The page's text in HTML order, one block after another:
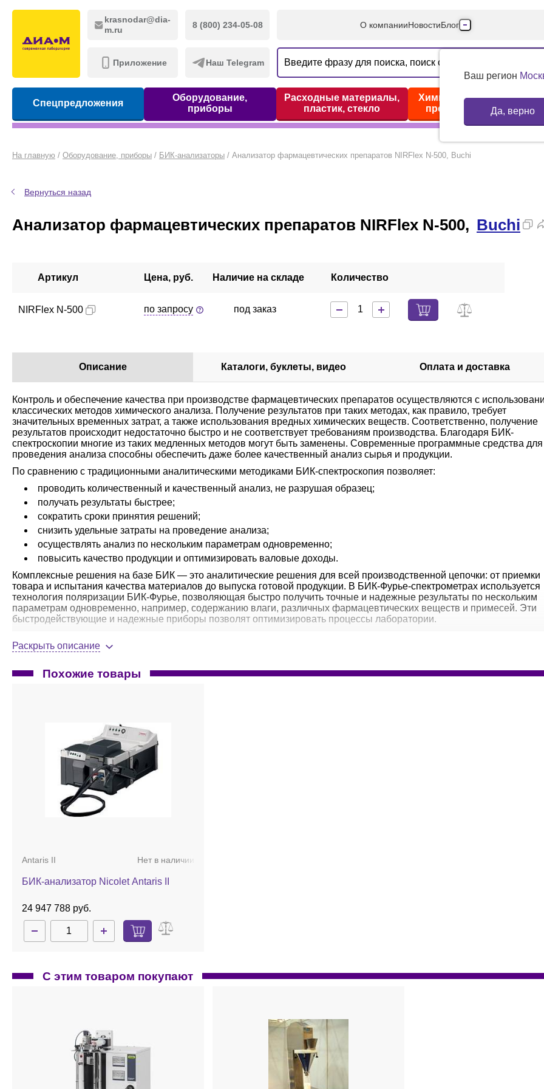
krasnodar@dia-
m.ru
8 (800) 234-05-08
Приложение Наш Telegram
О компанииНовостиБлог
Производители
Партнеры
Контакты
Ваш регион
Да, верно
Спецпредложения
Оборудование,
приборы
Расходные материалы,
пластик, стекло
Химические реактивы,
препараты, наборы
На главную / Оборудование, приборы / БИК-анализаторы / Анализатор фармацевтических препаратов NIRFlex N-500, Buchi
Вернуться назад
Анализатор фармацевтических препаратов NIRFlex N-500, Buchi
Артикул Цена, руб. Наличие на складе Количество
NIRFlex N-500 по запросу под заказ
Описание Каталоги, буклеты, видео Оплата и доставка
Контроль и обеспечение качества при производстве фармацевтических препаратов осуществляются с
классических методов химического анализа. Получение результатов при таких методах, как правило, требует
значительных временных затрат, а также использования вредных химических веществ. Соответственно, получение
результатов происходит недостаточно быстро и не соответствует требованиям производства. Благодаря БИК-
спектроскопии многие из таких медленных методов могут быть заменены. Современные программные средства для
проведения анализа способны обеспечить даже более качественный анализ сырья и продукции.
По сравнению с традиционными аналитическими методиками БИК-спектроскопия позволяет:
проводить количественный и качественный анализ, не разрушая образец;
получать результаты быстрее;
сократить сроки принятия решений;
снизить удельные затраты на проведение анализа;
осуществлять анализ по нескольким параметрам одновременно;
повысить качество продукции и оптимизировать валовые доходы.
Комплексные решения на базе БИК — это аналитические решения для всей производственной цепочки: от приемки
товара и испытания качества материалов до выпуска готовой продукции. В БИК-Фурье-спектрометрах используется
технология поляризации БИК-Фурье, позволяющая быстро получить точные и надежные результаты по нескольким
параметрам одновременно, например, содержанию влаги, различных фармацевтических веществ и примесей. Эти
быстродействующие и надежные приборы позволят оптимизировать процессы лаборатории.
Области применения в фармацевтической промышленности:
процессно-аналитическая технология;
NIRFlex N-500,Buchi- универсальное, модульное, комплексное решение на базе БИК.
Применение:
анализ входного фармацевтического сырья на складе в оригинальной таре без нарушения ее целостности;
анализ качества выпускаемой продукции в процессе изготовления в режиме реального времени, для чего
применяются оптоволоконные твердотельные и жидкостные датчики;
анализ готового таблетированного и капсулированного продукта в лаборатории с применением
лабораторных условиях (с использованием твердотельных и жидкостных датчиков
анизотропный кварц, этот луч разделяется на два вектора, которые проходят в кристалл с разными фазовыми
систематически изменяющегося фазового сдвига относительно друг друга. Таким образом, изменяется поляризация
комбинированного луча. При использовании монохромного света, это приводит к синусоидальному изменению
излучения за вторым поляризатором, а для полихромного света формируется интерферограмма.
NIRFlex N-500
обязательной в фармацевтической промышленности, для соответствия нормативным документам.
NIRFlex N-500разработан с учетом специфических нужд и требований клиентов в различных областях
лаборатории до производственных линий. Благодаря ряду измерительных датчиков возможна его оптимальная
индивидуальная настройка, позволяющая работать с различными образцами и в разных направлениях: научно-
исследовательских, при контроле качества сырья или контроле технологического процесса.
Раскрыть описание
Похожие товары
Antaris II Нет в наличии
БИК-анализатор Nicolet Antaris II
24 947 788 руб.
С этим товаром покупают